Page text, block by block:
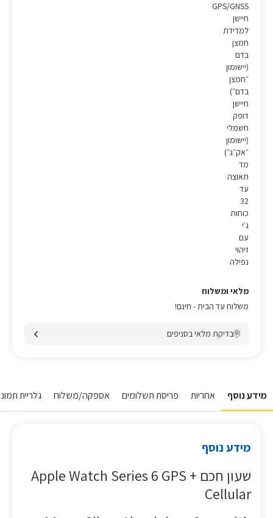
GPS/GNSS
חיישן
למדידת
חמצן
בדם
(יישומון
״חמצן
בדם״)
חיישן
דופק
חשמלי
(יישומון
״אק״ג״)
מד
תאוצה
עד
32
כוחות
ג׳י
עם
זיהוי
נפילה
מלאי ומשלוח
משלוח עד הבית - חינם!
בדיקת מלאי בסניפים
מידע נוסף אחריות פריסת תשלומים אספקה/משלוח גלריית
מידע נוסף
שעון חכם Apple Watch Series 6 GPS +
Cellular